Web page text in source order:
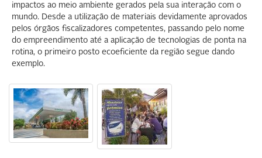
impactos ao meio ambiente gerados pela sua interação com o
mundo. Desde a utilização de materiais devidamente aprovados
pelos órgãos fiscalizadores competentes, passando pelo nome
do empreendimento até a aplicação de tecnologias de ponta na
rotina, o primeiro posto ecoeficiente da região segue dando
exemplo.